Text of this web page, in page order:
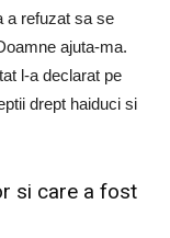
a refuzat sa se
ajuta-ma.
l-a declarat pe
drept haiduci si
si care a fost